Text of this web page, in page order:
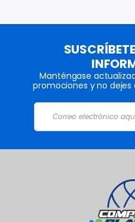
Manténgase
promociones y no dejes